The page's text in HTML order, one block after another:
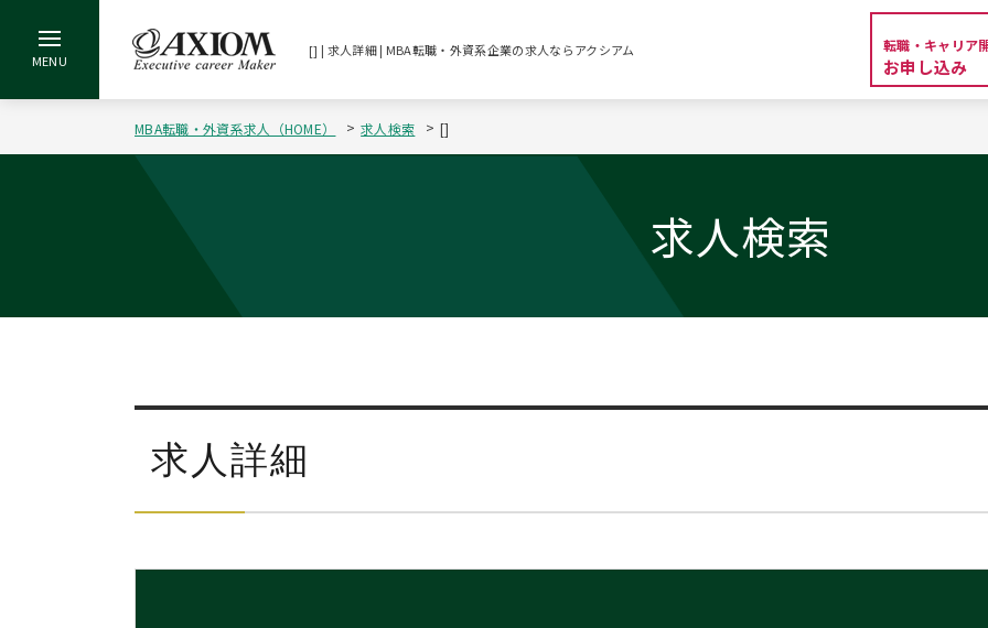
[] | 求人詳細 | MBA転職・外資系企業の求人ならアクシアム 転職・キャリア
お申し込み
MBA転職・外資系求人（HOME） 求人検索 []
求人検索
求人詳細